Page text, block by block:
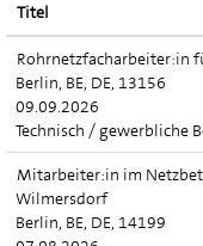
Titel
Rohrnetzfacharbeiter:in
Berlin, BE, DE, 13156
09.09.2026
Technisch / gewerbliche
Mitarbeiter:in im
Wilmersdorf
Berlin, BE, DE, 14199